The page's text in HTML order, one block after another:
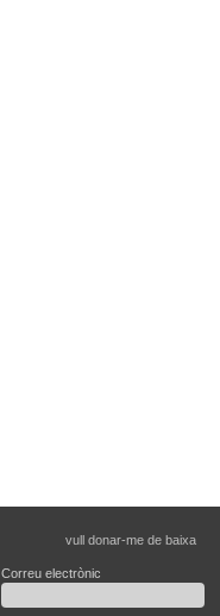
Correu electrònic
vull donar-me de baixa